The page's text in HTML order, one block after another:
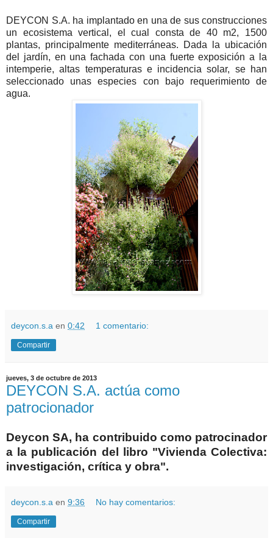
DEYCON S.A. ha implantado en una de sus construcciones
un ecosistema vertical, el cual consta de 40 m2, 1500
plantas, principalmente mediterráneas. Dada la ubicación
del jardín, en una fachada con una fuerte exposición a la
intemperie, altas temperaturas e incidencia solar, se han
seleccionado unas especies con bajo requerimiento de
agua.
deycon.s.a en 0:42 1 comentario:
Compartir
jueves, 3 de octubre de 2013
DEYCON S.A. actúa como
patrocionador
Deycon SA, ha contribuido como patrocinador
a la publicación del libro "Vivienda Colectiva:
investigación, crítica y obra".
deycon.s.a en 9:36 No hay comentarios:
Compartir